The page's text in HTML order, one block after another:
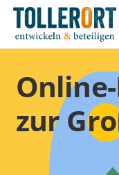
zur